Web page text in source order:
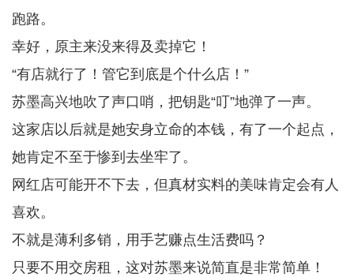
跑路。
幸好，原主来没来得及卖掉它！
“有店就行了！管它到底是个什么店！”
苏墨高兴地吹了声口哨，把钥匙“叮”地弹了一声。
这家店以后就是她安身立命的本钱，有了一个起点，
她肯定不至于惨到去坐牢了。
网红店可能开不下去，但真材实料的美味肯定会有人
喜欢。
不就是薄利多销，用手艺赚点生活费吗？
只要不用交房租，这对苏墨来说简直是非常简单！